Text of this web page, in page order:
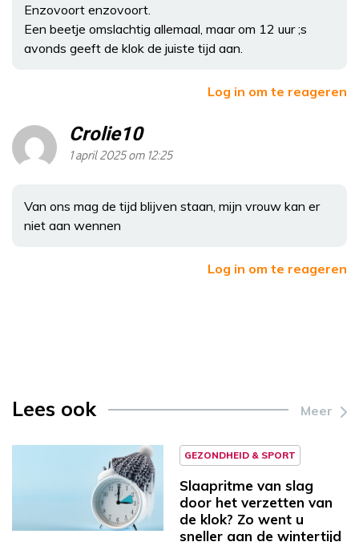
Enzovoort enzovoort.
Een beetje omslachtig allemaal, maar om 12 uur ;s
avonds geeft de klok de juiste tijd aan.
Log in om te reageren
Crolie10
1 april 2025 om 12:25
Van ons mag de tijd blijven staan, mijn vrouw kan er
niet aan wennen
Log in om te reageren
Lees ook Meer
GEZONDHEID & SPORT
Slaapritme van slag
door het verzetten van
de klok? Zo went u
sneller aan de wintertijd